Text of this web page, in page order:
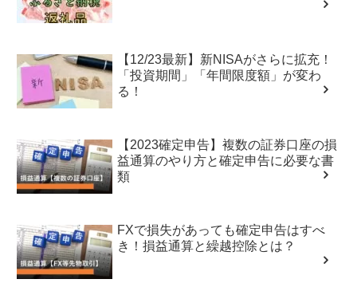
【12/23最新】新NISAがさらに拡充！
「投資期間」「年間限度額」が変わ
る！
【2023確定申告】複数の証券口座の損
益通算のやり方と確定申告に必要な書
類
FXで損失があっても確定申告はすべ
き！損益通算と繰越控除とは？